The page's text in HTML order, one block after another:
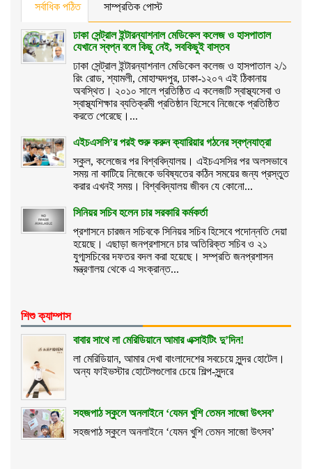
সর্বাধিক পঠিত সাম্প্রতিক পোস্ট
ঢাকা সেন্ট্রাল ইন্টারন্যাশনাল মেডিকেল কলেজ ও হাসপাতাল
যেখানে স্বপ্ন বলে কিছু নেই, সবকিছুই বাস্তব
ঢাকা সেন্ট্রাল ইন্টারন্যাশনাল মেডিকেল কলেজ ও হাসপাতাল ২/১
রিং রোড, শ্যামলী, মোহাম্মদপুর, ঢাকা-১২০৭ এই ঠিকানায়
অবস্থিত। ২০১০ সালে প্রতিষ্ঠিত এ কলেজটি স্বাস্থ্যসেবা ও
স্বাস্থ্যশিক্ষার ব্যতিক্রমী প্রতিষ্ঠান হিসেবে নিজেকে প্রতিষ্ঠিত
করতে পেরেছে।...
এইচএসসি’র পরই শুরু করুন ক্যারিয়ার গঠনের স্বপ্নযাত্রা
স্কুল, কলেজের পর বিশ্ববিদ্যালয়। এইচএসসির পর অলসভাবে
সময় না কাটিয়ে নিজেকে ভবিষ্যতের কঠিন সময়ের জন্য প্রস্তুত
করার এখনই সময়। বিশ্ববিদ্যালয় জীবন যে কোনো...
সিনিয়র সচিব হলেন চার সরকারি কর্মকর্তা
প্রশাসনে চারজন সচিবকে সিনিয়র সচিব হিসেবে পদোন্নতি দেয়া
হয়েছে। এছাড়া জনপ্রশাসনে চার অতিরিক্ত সচিব ও ২১
যুগ্মসচিবের দফতর বদল করা হয়েছে। সম্প্রতি জনপ্রশাসন
মন্ত্রণালয় থেকে এ সংক্রান্ত...
শিশু ক্যাম্পাস
বাবার সাথে লা মেরিডিয়ানে আমার এক্সাইটিং দু’দিন!
লা মেরিডিয়ান, আমার দেখা বাংলাদেশের সবচেয়ে সুন্দর হোটেল।
অন্য ফাইভস্টার হোটেলগুলোর চেয়ে শিল্প-সুন্দরে
সহজপাঠ স্কুলে অনলাইনে ‘যেমন খুশি তেমন সাজো উৎসব’
সহজপাঠ স্কুলে অনলাইনে ‘যেমন খুশি তেমন সাজো উৎসব’